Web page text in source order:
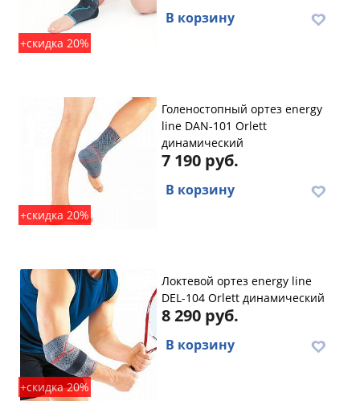
+скидка 20%
В корзину
+скидка 20%
Голеностопный ортез energy
line DAN-101 Orlett
динамический
7 190 руб.
В корзину
+скидка 20%
Локтевой ортез energy line
DEL-104 Orlett динамический
8 290 руб.
В корзину